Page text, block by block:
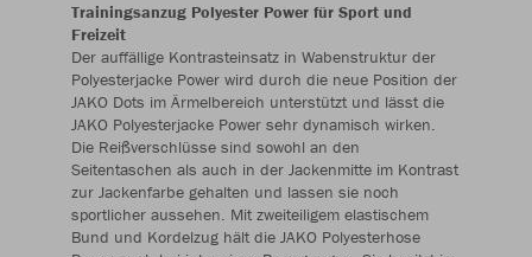
Trainingsanzug Polyester Power für Sport und
Freizeit
Der auffällige Kontrasteinsatz in Wabenstruktur der
Polyesterjacke Power wird durch die neue Position der
JAKO Dots im Ärmelbereich unterstützt und lässt die
JAKO Polyesterjacke Power sehr dynamisch wirken.
Die Reißverschlüsse sind sowohl an den
Seitentaschen als auch in der Jackenmitte im Kontrast
zur Jackenfarbe gehalten und lassen sie noch
sportlicher aussehen. Mit zweiteiligem elastischem
Bund und Kordelzug hält die JAKO Polyesterhose